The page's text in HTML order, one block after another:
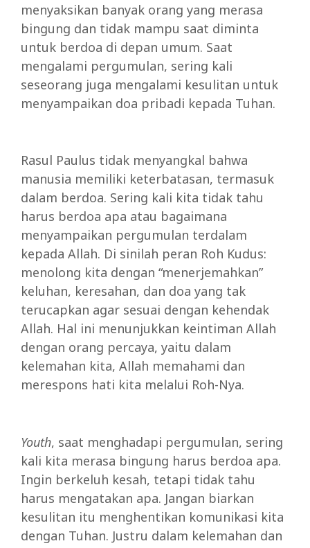
menyaksikan banyak orang yang merasa
bingung dan tidak mampu saat diminta
untuk berdoa di depan umum. Saat
mengalami pergumulan, sering kali
seseorang juga mengalami kesulitan untuk
menyampaikan doa pribadi kepada Tuhan.
Rasul Paulus tidak menyangkal bahwa
manusia memiliki keterbatasan, termasuk
dalam berdoa. Sering kali kita tidak tahu
harus berdoa apa atau bagaimana
menyampaikan pergumulan terdalam
kepada Allah. Di sinilah peran Roh Kudus:
menolong kita dengan “menerjemahkan”
keluhan, keresahan, dan doa yang tak
terucapkan agar sesuai dengan kehendak
Allah. Hal ini menunjukkan keintiman Allah
dengan orang percaya, yaitu dalam
kelemahan kita, Allah memahami dan
merespons hati kita melalui Roh-Nya.
Youth, saat menghadapi pergumulan, sering
kali kita merasa bingung harus berdoa apa.
Ingin berkeluh kesah, tetapi tidak tahu
harus mengatakan apa. Jangan biarkan
kesulitan itu menghentikan komunikasi kita
dengan Tuhan. Justru dalam kelemahan dan